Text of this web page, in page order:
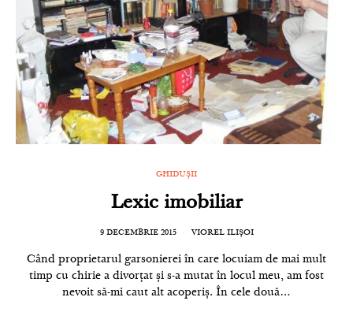
GHIDUȘII
Lexic imobiliar
9 DECEMBRIE 2015 VIOREL ILIȘOI
Când proprietarul garsonierei în care locuiam de mai mult
timp cu chirie a divorțat și s-a mutat în locul meu, am fost
nevoit să-mi caut alt acoperiș. În cele două…